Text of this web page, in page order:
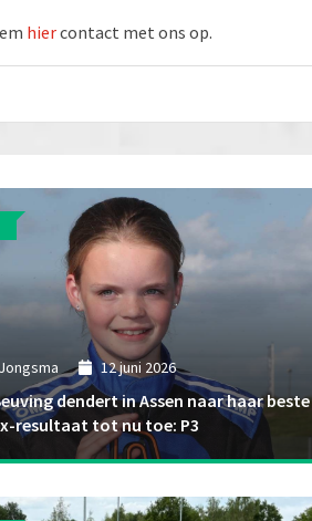
hiercontact met ons op.
12 juni 2026
dendert in Assen naar haar beste
resultaat tot nu toe: P3